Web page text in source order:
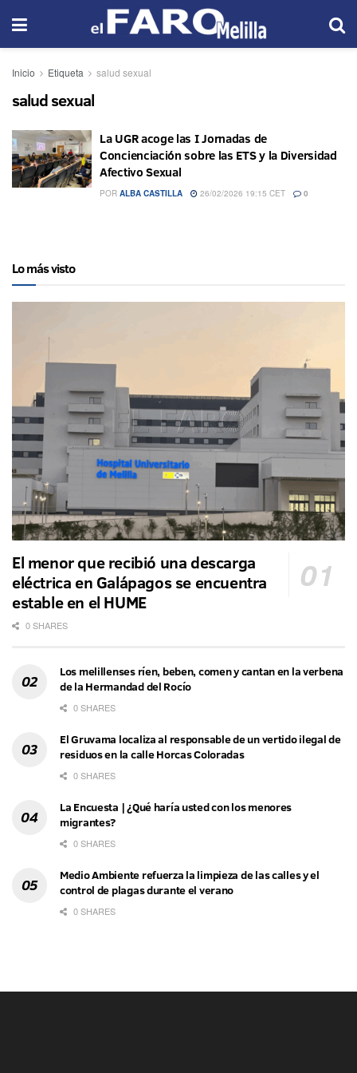
Inicio Etiqueta salud sexual
salud sexual
La UGR acoge las I Jornadas de
Concienciación sobre las ETS y la Diversidad
Afectivo Sexual
POR ALBA CASTILLA 26/02/2026 19:15 CET 0
Lo más visto
El menor que recibió una descarga
eléctrica en Galápagos se encuentra
estable en el HUME
0 SHARES
Los melillenses ríen, beben, comen y cantan en la verbena
de la Hermandad del Rocío
0 SHARES
El Gruvama localiza al responsable de un vertido ilegal de
residuos en la calle Horcas Coloradas
0 SHARES
La Encuesta | ¿Qué haría usted con los menores
migrantes?
0 SHARES
Medio Ambiente refuerza la limpieza de las calles y el
control de plagas durante el verano
0 SHARES